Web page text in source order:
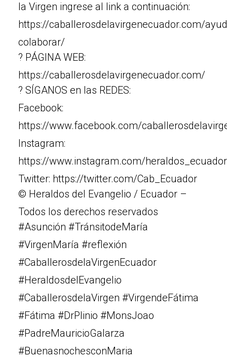
la Virgen ingrese al link a continuación:
https://caballerosdelavirgenecuador.com/
colaborar/
? PÁGINA WEB:
https://caballerosdelavirgenecuador.com/
? SÍGANOS en las REDES:
Facebook:
https://www.facebook.com/
Instagram:
https://www.instagram.com/
Twitter: https://twitter.com/Cab_Ecuador
© Heraldos del Evangelio / Ecuador –
Todos los derechos reservados
#Asunción #TránsitodeMaría
#VirgenMaría #reflexión
#CaballerosdelaVirgenEcuador
#HeraldosdelEvangelio
#CaballerosdelaVirgen #VirgendeFátima
#Fátima #DrPlinio #MonsJoao
#PadreMauricioGalarza
#BuenasnochesconMaria